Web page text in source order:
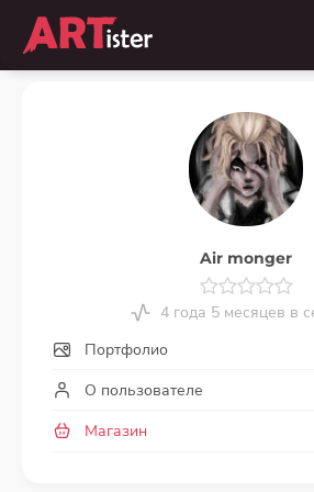
Air monger
4 года 5 месяцев в
Портфолио
О пользователе
Магазин